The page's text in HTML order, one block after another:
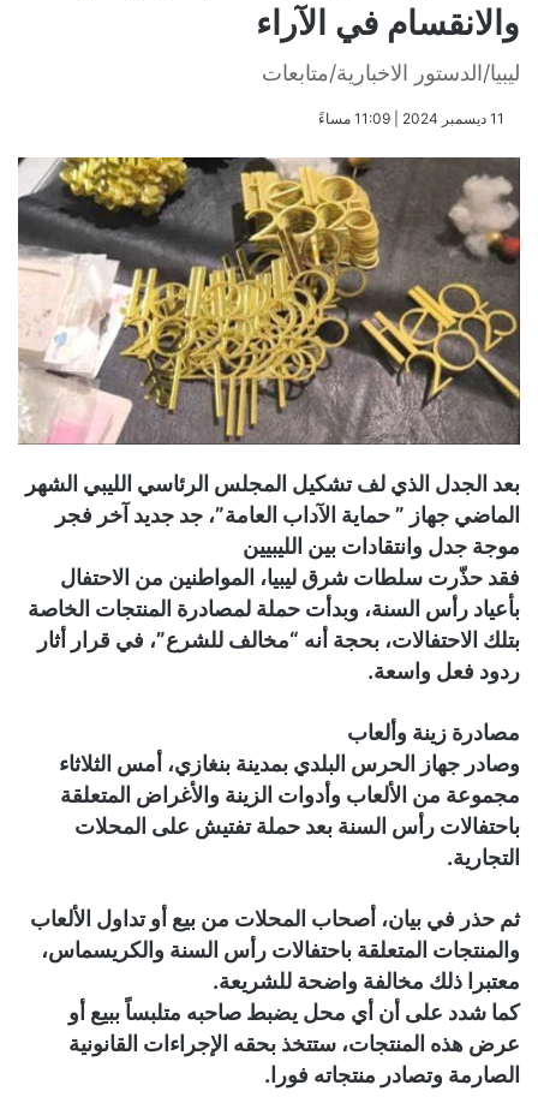
والانقسام في الآراء
ليبيا/الدستور الاخبارية/متابعات
​11 ديسمبر 2024 | 11:09 مساءً
بعد الجدل الذي لف تشكيل المجلس الرئاسي الليبي الشهر
الماضي جهاز ” حماية الآداب العامة”، جد جديد آخر فجر
موجة جدل وانتقادات بين الليبيين
فقد حذّرت سلطات شرق ليبيا، المواطنين من الاحتفال
بأعياد رأس السنة، وبدأت حملة لمصادرة المنتجات الخاصة
بتلك الاحتفالات، بحجة أنه “مخالف للشرع”، في قرار أثار
ردود فعل واسعة.
مصادرة زينة وألعاب
وصادر جهاز الحرس البلدي بمدينة بنغازي، أمس الثلاثاء
مجموعة من الألعاب وأدوات الزينة والأغراض المتعلقة
باحتفالات رأس السنة بعد حملة تفتيش على المحلات
التجارية.
ثم حذر في بيان، أصحاب المحلات من بيع أو تداول الألعاب
والمنتجات المتعلقة باحتفالات رأس السنة والكريسماس،
معتبرا ذلك مخالفة واضحة للشريعة.
كما شدد على أن أي محل يضبط صاحبه متلبساً ببيع أو
عرض هذه المنتجات، ستتخذ بحقه الإجراءات القانونية
الصارمة وتصادر منتجاته فورا.